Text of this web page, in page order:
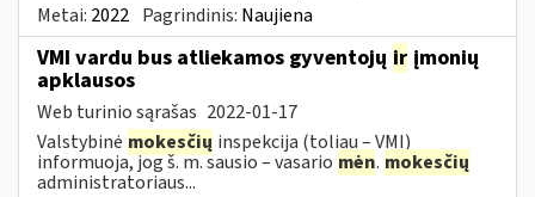
Metai: 2022 Pagrindinis: Naujiena
VMI vardu bus atliekamos gyventojų ir įmonių
apklausos
Web turinio sąrašas 2022-01-17
Valstybinė mokesčių inspekcija (toliau – VMI)
informuoja, jog š. m. sausio – vasario mėn. mokesčių
administratoriaus...